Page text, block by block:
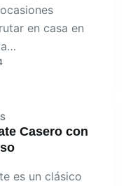
en casa en
Casero con
es un clásico